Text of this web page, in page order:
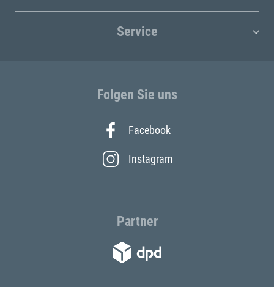
Service
Folgen Sie uns
Facebook
Instagram
Partner